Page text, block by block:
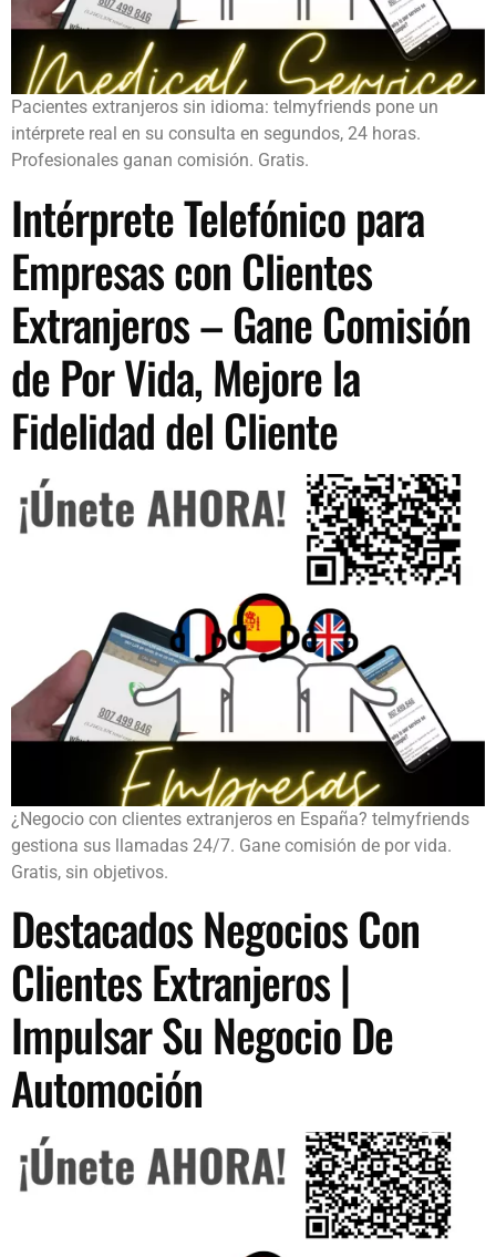
Pacientes extranjeros sin idioma: telmyfriends pone un
intérprete real en su consulta en segundos, 24 horas.
Profesionales ganan comisión. Gratis.
Intérprete Telefónico para
Empresas con Clientes
Extranjeros – Gane Comisión
de Por Vida, Mejore la
Fidelidad del Cliente
¿Negocio con clientes extranjeros en España? telmyfriends
gestiona sus llamadas 24/7. Gane comisión de por vida.
Gratis, sin objetivos.
Destacados Negocios Con
Clientes Extranjeros |
Impulsar Su Negocio De
Automoción